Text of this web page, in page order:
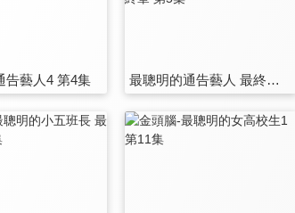
告藝人4 第4集 最聰明的通告藝人 最終章 第5集